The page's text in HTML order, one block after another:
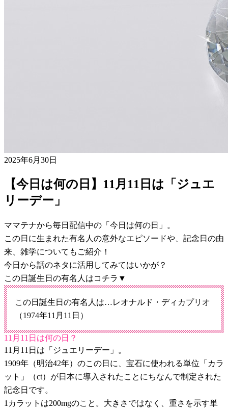
2025年6月30日
【今日は何の日】11月11日は「ジュエ
リーデー」
ママテナから毎日配信中の「今日は何の日」。
この日に生まれた有名人の意外なエピソードや、記念日の由
来、雑学についてもご紹介！
今日から話のネタに活用してみてはいかが？
この日誕生日の有名人はコチラ▼
この日誕生日の有名人は…レオナルド・ディカプリオ
（1974年11月11日）
11月11日は何の日？
11月11日は「ジュエリーデー」。
1909年（明治42年）のこの日に、宝石に使われる単位「カラ
ット」（ct）が日本に導入されたことにちなんで制定された
記念日です。
1カラットは200mgのこと。大きさではなく、重さを示す単